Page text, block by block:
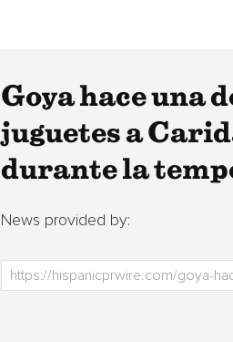
Goya hace una
juguetes a
durante la
News provided by: